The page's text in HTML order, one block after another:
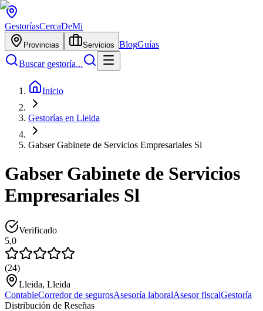
GestoríasCercaDeMi
Provincias Servicios BlogGuías
Buscar gestoría...
Inicio
Gestorías en Lleida
Gabser Gabinete de Servicios Empresariales Sl
Gabser Gabinete de Servicios
Empresariales Sl
Verificado
5,0
(24)
Lleida, Lleida
ContableCorredor de segurosAsesoría laboralAsesor fiscalGestoría
Distribución de Reseñas